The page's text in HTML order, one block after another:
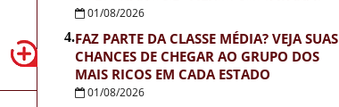
01/08/2026
4.FAZ PARTE DA CLASSE MÉDIA? VEJA SUAS
CHANCES DE CHEGAR AO GRUPO DOS
MAIS RICOS EM CADA ESTADO
01/08/2026